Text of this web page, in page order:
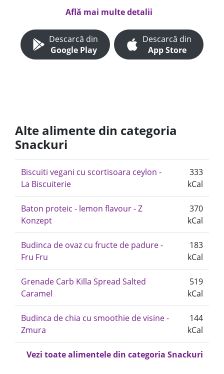
Află mai multe detalii
Descarcă din
Google Play
Descarcă din
App Store
Alte alimente din categoria
Snackuri
Biscuiti vegani cu scortisoara ceylon -
La Biscuiterie
333
kCal
Baton proteic - lemon flavour - Z
Konzept
370
kCal
Budinca de ovaz cu fructe de padure -
Fru Fru
183
kCal
Grenade Carb Killa Spread Salted
Caramel
519
kCal
Budinca de chia cu smoothie de visine -
Zmura
144
kCal
Vezi toate alimentele din categoria Snackuri